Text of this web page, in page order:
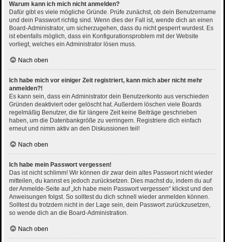
Warum kann ich mich nicht anmelden?
Dafür gibt es viele mögliche Gründe. Prüfe zunächst, ob dein Benutzername
und dein Passwort richtig sind. Wenn dies der Fall ist, wende dich an einen
Board-Administrator, um sicherzugehen, dass du nicht gesperrt wurdest. Es
ist ebenfalls möglich, dass ein Konfigurationsproblem mit der Website
vorliegt, welches ein Administrator lösen muss.
Nach oben
Ich habe mich vor einiger Zeit registriert, kann mich aber nicht mehr
anmelden?!
Es kann sein, dass ein Administrator dein Benutzerkonto aus verschieden
Gründen deaktiviert oder gelöscht hat. Außerdem löschen viele Boards
regelmäßig Benutzer, die für längere Zeit keine Beiträge geschrieben
haben, um die Datenbankgröße zu verringern. Registriere dich einfach
erneut und nimm aktiv an den Diskussionen teil!
Nach oben
Ich habe mein Passwort vergessen!
Das ist nicht schlimm! Wir können dir zwar dein altes Passwort nicht wieder
mitteilen, du kannst es jedoch zurücksetzen. Dies machst du, indem du auf
der Anmelde-Seite auf „Ich habe mein Passwort vergessen“ klickst und den
Anweisungen folgst. So solltest du dich schnell wieder anmelden können.
Solltest du trotzdem nicht in der Lage sein, dein Passwort zurückzusetzen,
so wende dich an die Board-Administration.
Nach oben